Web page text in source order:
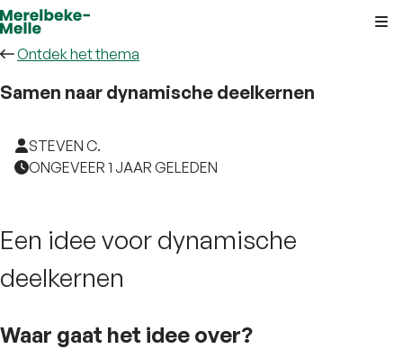
Ontdek het thema
Samen naar dynamische deelkernen
STEVEN C.
ONGEVEER 1 JAAR GELEDEN
Een idee voor dynamische
deelkernen
Waar gaat het idee over?